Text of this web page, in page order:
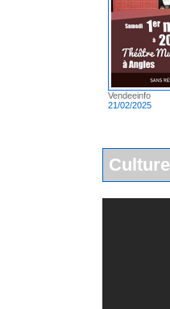
Vendeeinfo
21/02/2025